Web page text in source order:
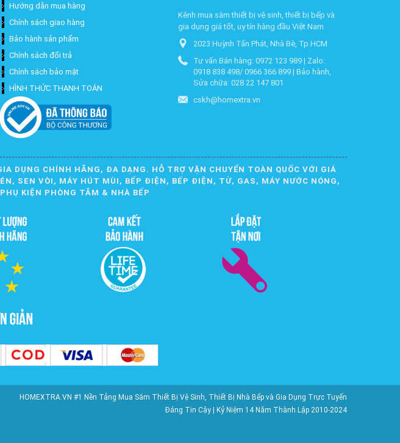
Hướng dẫn mua hàng
Chính sách giao hàng
Bảo hành sản phẩm
Chính sách đổi trả
Chính sách bảo mật
HÌNH THỨC THANH TOÁN
Kênh mua sắm thiết bị vệ sinh, thiết bị bếp và
gia dụng giá tốt, uy tín hàng đầu Việt Nam
2023 Huỳnh Tấn Phát, Nhà Bè, Tp.HCM
Tư vấn Bán hàng: 0972 123 989 | Zalo:
0918 838 498/ 0966 366 899 | Bảo hành,
Sửa chữa: 028 22 147 801
cskh@homextra.vn
DỤNG CHÍNH HÃNG, ĐA DẠNG. HỖ TRỢ VẬN CHUYỂN TOÀN QUỐC VỚI GIÁ
SEN VÒI, MÁY HÚT MÙI, BẾP ĐIỆN, BẾP ĐIỆN, TỪ, GAS, MÁY NƯỚC NÓNG,
KIỆN PHÒNG TẮM & NHÀ BẾP
HOMEXTRA.VN #1 Nền Tảng Mua Sắm Thiết Bị Vệ Sinh, Thiết Bị Nhà Bếp và Gia Dụng Trực Tuyến
Đáng Tin Cậy | Kỷ Niệm 14 Năm Thành Lập 2010-2024